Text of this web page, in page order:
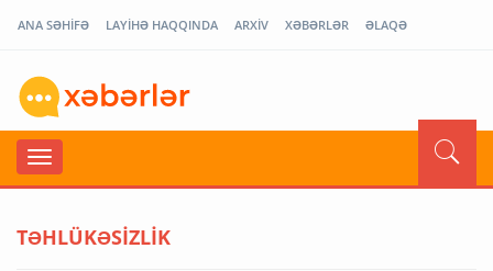
ANA SƏHİFƏ LAYİHƏ HAQQINDA ARXİV XƏBƏRLƏR ƏLAQƏ
TƏHLÜKƏSİZLİK